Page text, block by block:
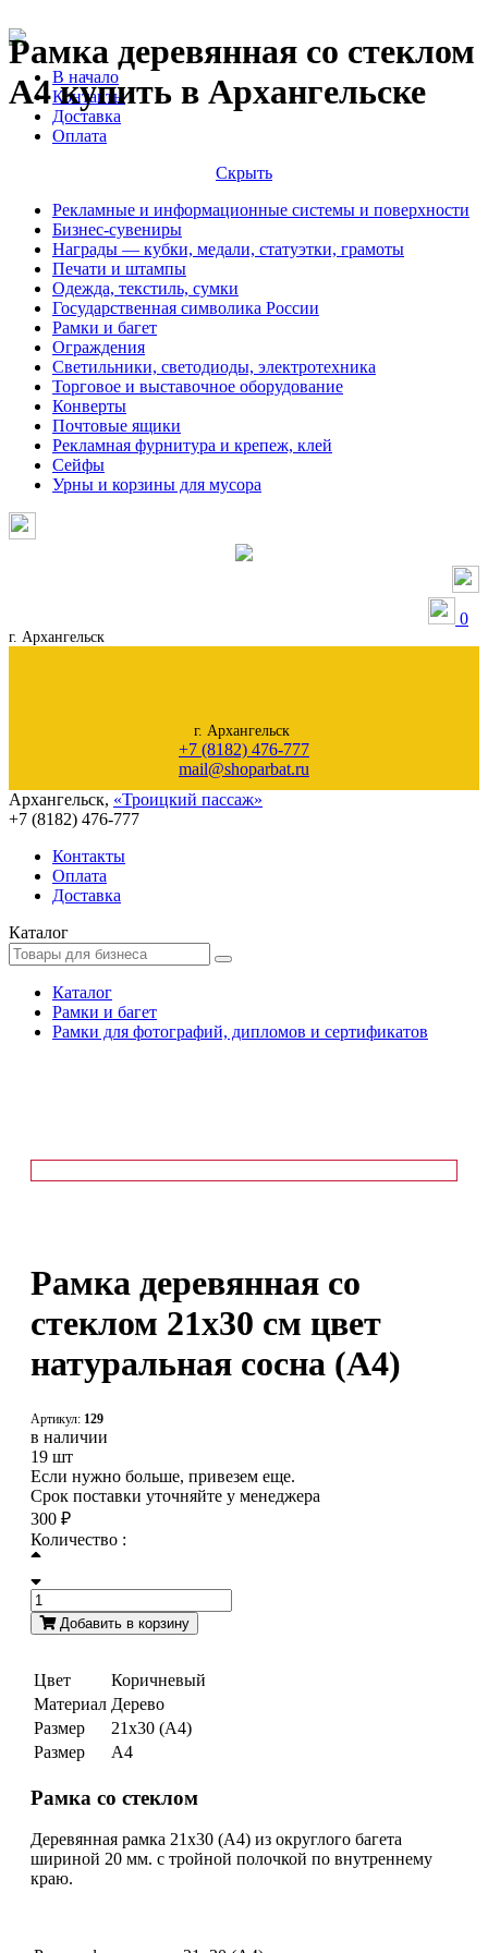
Рамка деревянная со стеклом
А4 купить в Архангельске
В начало
Контакты
Доставка
Оплата
Скрыть
Рекламные и информационные системы и поверхности
Бизнес-сувениры
Награды — кубки, медали, статуэтки, грамоты
Печати и штампы
Одежда, текстиль, сумки
Государственная символика России
Рамки и багет
Ограждения
Светильники, светодиоды, электротехника
Торговое и выставочное оборудование
Конверты
Почтовые ящики
Рекламная фурнитура и крепеж, клей
Сейфы
Урны и корзины для мусора
0
г. Архангельск
г. Архангельск
+7 (8182) 476-777
mail@shoparbat.ru
Архангельск, «Троицкий пассаж»
+7 (8182) 476-777
Контакты
Оплата
Доставка
Каталог
Каталог
Рамки и багет
Рамки для фотографий, дипломов и сертификатов
Рамка деревянная со
стеклом 21х30 см цвет
натуральная сосна (А4)
Артикул: 129
в наличии
19 шт
Если нужно больше, привезем еще.
Срок поставки уточняйте у менеджера
300 ₽
Количество :
Добавить в корзину
Цвет
Коричневый
Материал Дерево
Размер
21х30 (А4)
Размер
А4
Рамка со стеклом
Деревянная рамка 21x30 (A4) из округлого багета
шириной 20 мм. с тройной полочкой по внутреннему
краю.